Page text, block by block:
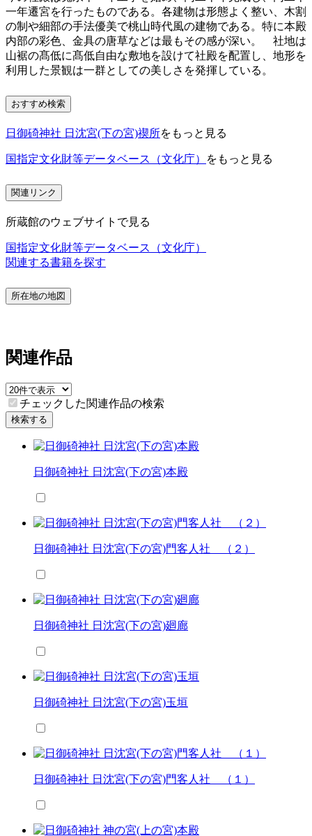
一年遷宮を行ったものである。各建物は形態よく整い、木割
の制や細部の手法優美で桃山時代風の建物である。特に本殿
内部の彩色、金具の唐草などは最もその感が深い。 社地は
山裾の髙低に髙低自由な敷地を設けて社殿を配置し、地形を
利用した景観は一群としての美しさを発揮している。
おすすめ検索
日御碕神社 日沈宮(下の宮)禊所をもっと見る
国指定文化財等データベース（文化庁） をもっと見る
関連リンク
所蔵館のウェブサイトで見る
国指定文化財等データベース（文化庁）
関連する書籍を探す
所在地の地図
関連作品
チェックした関連作品の検索
検索する
日御碕神社 日沈宮(下の宮)本殿
日御碕神社 日沈宮(下の宮)門客人社 （２）
日御碕神社 日沈宮(下の宮)廻廊
日御碕神社 日沈宮(下の宮)玉垣
日御碕神社 日沈宮(下の宮)門客人社 （１）